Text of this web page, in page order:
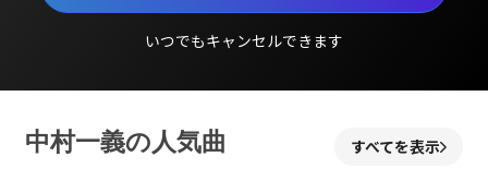
いつでもキャンセルできます
中村一義の人気曲 すべてを表示